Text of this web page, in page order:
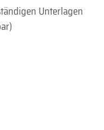
Unterlagen